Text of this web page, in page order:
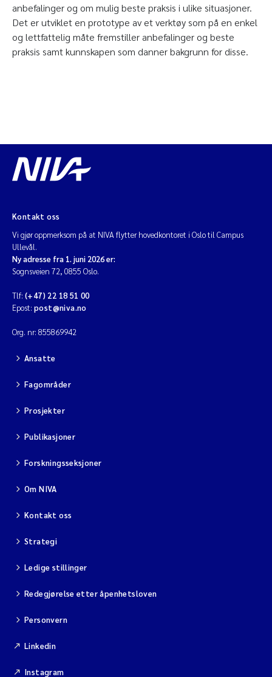
anbefalinger og om mulig beste praksis i ulike situasjoner.
Det er utviklet en prototype av et verktøy som på en enkel
og lettfattelig måte fremstiller anbefalinger og beste
praksis samt kunnskapen som danner bakgrunn for disse.
Kontakt oss
Vi gjør oppmerksom på at NIVA flytter hovedkontoret i Oslo til Campus
Ullevål.
Ny adresse fra 1. juni 2026 er:
Sognsveien 72, 0855 Oslo.
Tlf: (+47) 22 18 51 00
Epost: post@niva.no
Org. nr: 855869942
Ansatte
Fagområder
Prosjekter
Publikasjoner
Forskningsseksjoner
Om NIVA
Kontakt oss
Strategi
Ledige stillinger
Redegjørelse etter åpenhetsloven
Personvern
Linkedin
Instagram